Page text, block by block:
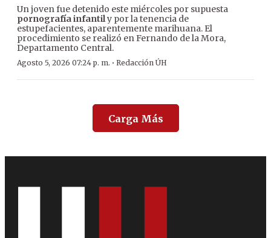
Un joven fue detenido este miércoles por supuesta
pornografía infantily por la tenencia de
estupefacientes, aparentemente marihuana. El
procedimiento se realizó en Fernando de la Mora,
Departamento Central.
Agosto 5, 2026 07:24 p. m. · Redacción ÚH
Carga Más